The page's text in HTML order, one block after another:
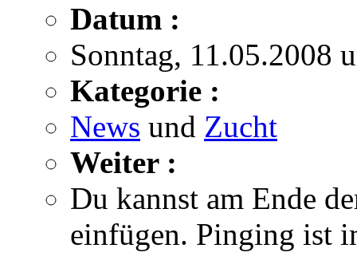
Datum :
Sonntag, 11.05.2008
Kategorie :
News und Zucht
Weiter :
Du kannst am Ende
einfügen. Pinging ist